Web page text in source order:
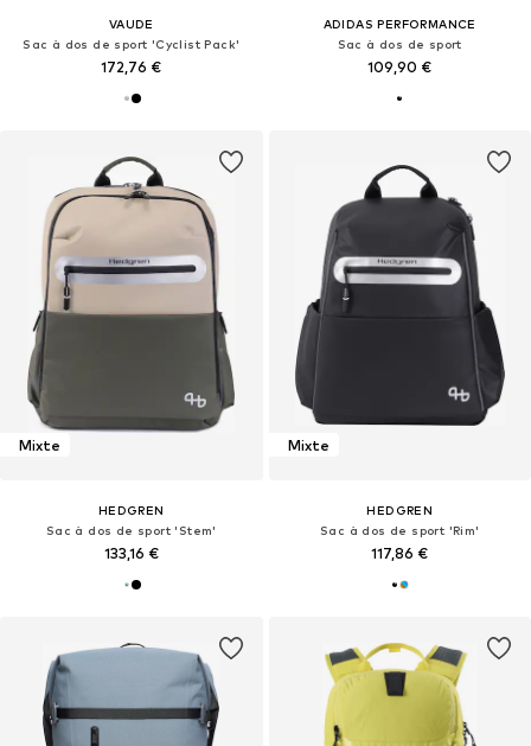
VAUDE
Sac à dos de sport 'Cyclist Pack'
172,76 €
ADIDAS PERFORMANCE
Sac à dos de sport
109,90 €
Mixte
HEDGREN
Sac à dos de sport 'Stem'
133,16 €
Mixte
HEDGREN
Sac à dos de sport 'Rim'
117,86 €